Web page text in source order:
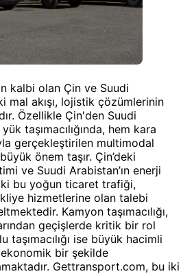
kalbi olan Çin ve Suudi
mal akışı, lojistik çözümlerinin
Özellikle Çin'den Suudi
taşımacılığında, hem kara
gerçekleştirilen multimodal
önem taşır. Çin’deki
ve Suudi Arabistan’ın enerji
bu yoğun ticaret trafiği,
hizmetlerine olan talebi
Kamyon taşımacılığı,
geçişlerde kritik bir rol
taşımacılığı ise büyük hacimli
bir şekilde
Gettransport.com, bu iki